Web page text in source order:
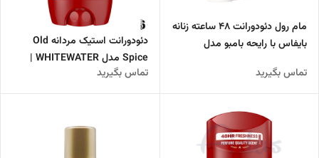
مام رول دئودورانت 48 ساعته زنانه
بایفاس با رایحه بامبو مدل
تماس بگیرید
دئودورانت استیک مردانه Old
Spice مدل WHITEWATER |
ماندگاری ۴۸ ساعته با رایحه‌
آب‌های پاک
تماس بگیرید